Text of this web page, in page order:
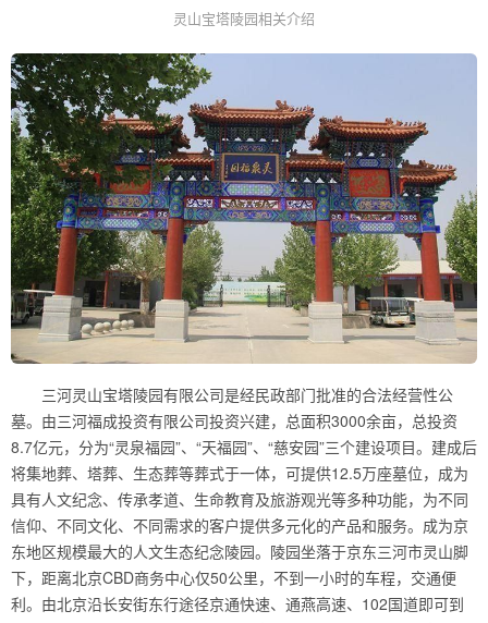
灵山宝塔陵园相关介绍
三河灵山宝塔陵园有限公司是经民政部门批准的合法经营性公
墓。由三河福成投资有限公司投资兴建，总面积3000余亩，总投资
8.7亿元，分为“灵泉福园”、“天福园”、“慈安园”三个建设项目。建成后
将集地葬、塔葬、生态葬等葬式于一体，可提供12.5万座墓位，成为
具有人文纪念、传承孝道、生命教育及旅游观光等多种功能，为不同
信仰、不同文化、不同需求的客户提供多元化的产品和服务。成为京
东地区规模最大的人文生态纪念陵园。陵园坐落于京东三河市灵山脚
下，距离北京CBD商务中心仅50公里，不到一小时的车程，交通便
利。由北京沿长安街东行途径京通快速、通燕高速、102国道即可到